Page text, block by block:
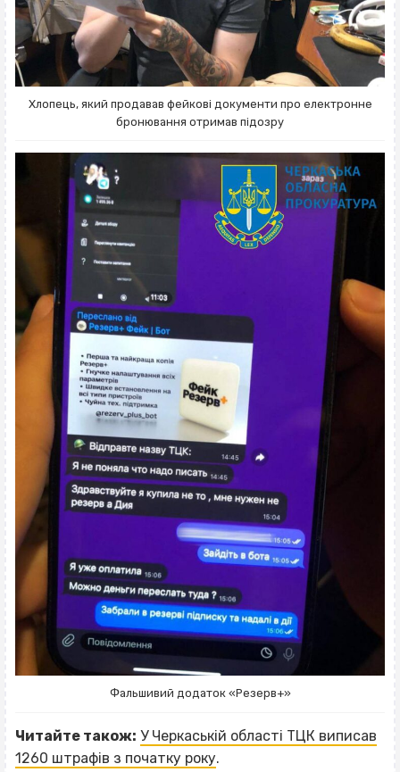
Хлопець, який продавав фейкові документи про електронне
бронювання отримав підозру
Фальшивий додаток «Резерв+»
Читайте також: У Черкаській області ТЦК виписав
1260 штрафів з початку року.